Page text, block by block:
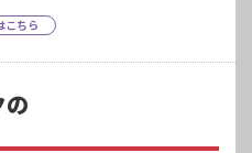
こちら
の